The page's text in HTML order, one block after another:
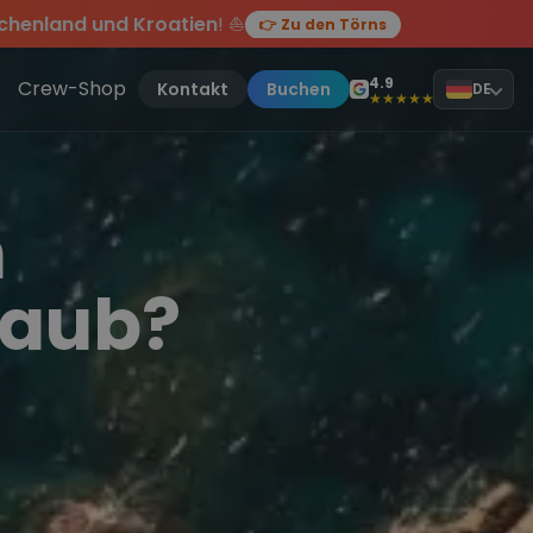
und Kroatien! ⛵ 👉 Zu den Törns
Törn!
des Jahres, sei dabei.
Crew-Shop Kontakt Buchen 4.9
★★★★★ DE